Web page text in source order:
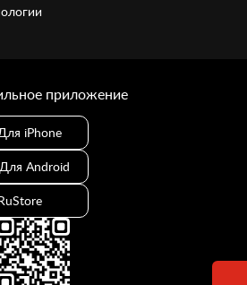
приложение
iPhone
Для Android